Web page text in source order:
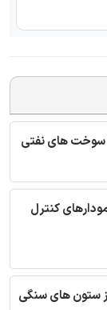
سوخت های نفتی
کنترل
ستون های سنگی